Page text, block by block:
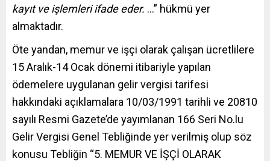
kayıt ve işlemleri ifade eder. …” hükmü yer
almaktadır.
Öte yandan, memur ve işçi olarak çalışan ücretlilere
15 Aralık-14 Ocak dönemi itibariyle yapılan
ödemelere uygulanan gelir vergisi tarifesi
hakkındaki açıklamalara 10/03/1991 tarihli ve 20810
sayılı Resmi Gazete’de yayımlanan 166 Seri No.lu
Gelir Vergisi Genel Tebliğinde yer verilmiş olup söz
konusu Tebliğin “5. MEMUR VE İŞÇİ OLARAK